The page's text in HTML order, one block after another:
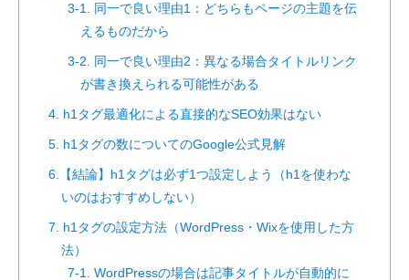
3-1. 同一で良い理由1：どちらもページの主題を伝
えるものだから
3-2. 同一で良い理由2：異なる場合タイトルリンク
が書き換えられる可能性がある
4. h1タグ最適化による直接的なSEO効果はない
5. h1タグの数についてのGoogle公式見解
6.【結論】h1タグは必ず1つ設定しよう（h1を使わな
いのはおすすめしない）
7. h1タグの設定方法（WordPress・Wixを使用した方
法）
7-1. WordPressの場合は記事タイトルが自動的に